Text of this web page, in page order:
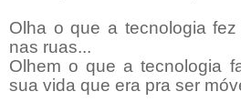
Olha o que a tecnologia
nas ruas...
Olhem o que a tecnologia
sua vida que era pra ser